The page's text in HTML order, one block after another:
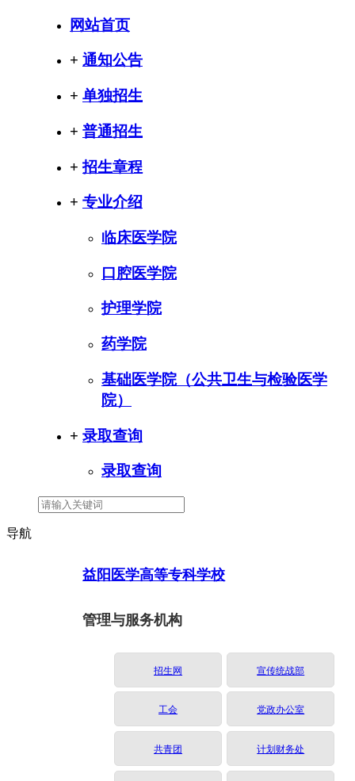
网站首页
+ 通知公告
+ 单独招生
+ 普通招生
+ 招生章程
+ 专业介绍
临床医学院
口腔医学院
护理学院
药学院
基础医学院（公共卫生与检验医学
院）
+ 录取查询
录取查询
导航
益阳医学高等专科学校
管理与服务机构
招生网 宣传统战部
工会 党政办公室
共青团 计划财务处